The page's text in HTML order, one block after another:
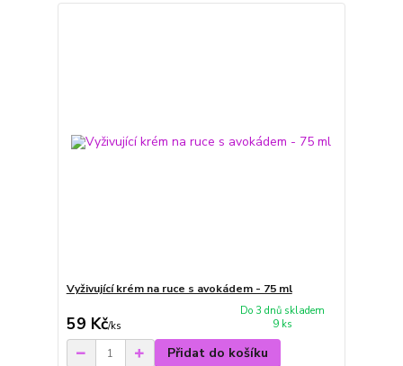
Vyživující krém na ruce s avokádem - 75 ml
59 Kč/ks
Do 3 dnů skladem
9 ks
Přidat do košíku